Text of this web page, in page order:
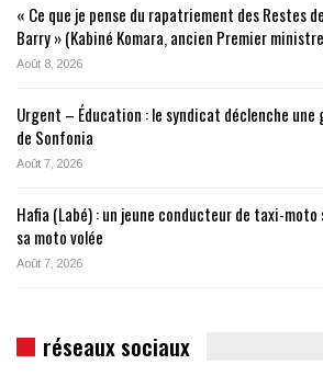
« Ce que je pense du rapatriement des Restes
Barry » (Kabiné Komara, ancien Premier
Août 8, 2026
Urgent – Éducation : le syndicat déclenche une
de Sonfonia
Août 7, 2026
Hafia (Labé) : un jeune conducteur de taxi-
sa moto volée
Août 7, 2026
réseaux sociaux